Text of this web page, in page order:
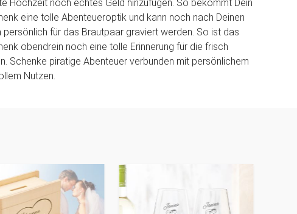
Hochzeit noch echtes Geld hinzufügen. So bekommt Dein
eine tolle Abenteueroptik und kann noch nach Deinen
persönlich für das Brautpaar graviert werden. So ist das
obendrein noch eine tolle Erinnerung für die frisch
Schenke piratige Abenteuer verbunden mit persönlichem
Nutzen.